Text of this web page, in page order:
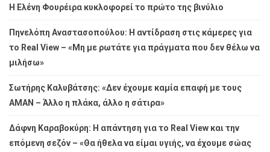
Η Ελένη Φουρέιρα κυκλοφορεί το πρώτο της βινύλιο
Πηνελόπη Αναστασοπούλου: Η αντίδραση στις κάμερες για
το Real View – «Μη με ρωτάτε για πράγματα που δεν θέλω να
μιλήσω»
Σωτήρης Καλυβάτσης: «Δεν έχουμε καμία επαφή με τους
ΑΜΑΝ – Άλλο η πλάκα, άλλο η σάτιρα»
Δάφνη Καραβοκύρη: Η απάντηση για το Real View και την
επόμενη σεζόν – «Θα ήθελα να είμαι υγιής, να έχουμε σώας